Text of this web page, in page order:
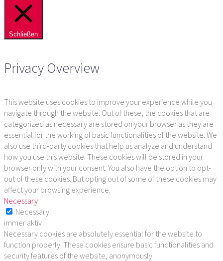
Schließen
Privacy Overview
This website uses cookies to improve your experience while you
navigate through the website. Out of these, the cookies that are
categorized as necessary are stored on your browser as they are
essential for the working of basic functionalities of the website. We
also use third-party cookies that help us analyze and understand
how you use this website. These cookies will be stored in your
browser only with your consent. You also have the option to opt-
out of these cookies. But opting out of some of these cookies may
affect your browsing experience.
Necessary
Necessary
immer aktiv
Necessary cookies are absolutely essential for the website to
function properly. These cookies ensure basic functionalities and
security features of the website, anonymously.